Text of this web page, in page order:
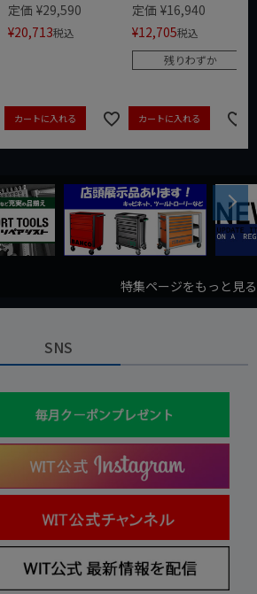
定価 ¥29,590
¥20,713税込
カートに入れる
定価 ¥16,940
¥12,705税込
残りわずか
カートに入れる
Next
特集ページをもっと見る
SNS